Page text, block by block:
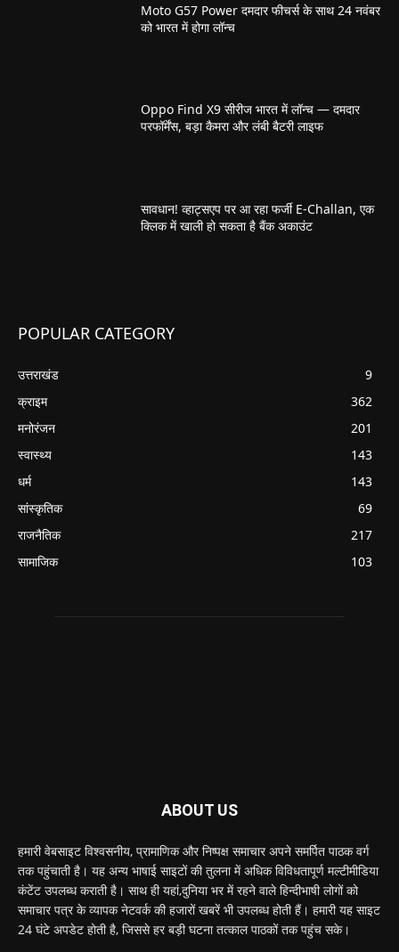
Moto G57 Power दमदार फीचर्स के साथ 24 नवंबर
को भारत में होगा लॉन्च
Oppo Find X9 सीरीज भारत में लॉन्च — दमदार
परफॉर्मेंस, बड़ा कैमरा और लंबी बैटरी लाइफ
सावधान! व्हाट्सएप पर आ रहा फर्जी E-Challan, एक
क्लिक में खाली हो सकता है बैंक अकाउंट
POPULAR CATEGORY
उत्तराखंड
9
क्राइम
362
मनोरंजन
201
स्वास्थ्य
143
धर्म
143
सांस्कृतिक
69
राजनैतिक
217
सामाजिक
103
ABOUT US
हमारी वेबसाइट विश्वसनीय, प्रामाणिक और निष्पक्ष समाचार अपने समर्पित पाठक वर्ग
तक पहुंचाती है। यह अन्य भाषाई साइटों की तुलना में अधिक विविधतापूर्ण मल्टीमीडिया
कंटेंट उपलब्ध कराती है। साथ ही यहां,दुनिया भर में रहने वाले हिन्दीभाषी लोगों को
समाचार पत्र के व्यापक नेटवर्क की हजारों खबरें भी उपलब्ध होती हैं। हमारी यह साइट
24 घंटे अपडेट होती है, जिससे हर बड़ी घटना तत्काल पाठकों तक पहुंच सके।